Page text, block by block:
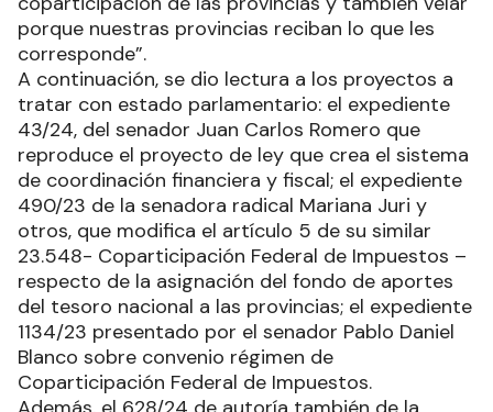
porque nuestras provincias reciban lo que les
corresponde”.
A continuación, se dio lectura a los proyectos a
tratar con estado parlamentario: el expediente
43/24, del senador Juan Carlos Romero que
reproduce el proyecto de ley que crea el sistema
de coordinación financiera y fiscal; el expediente
490/23 de la senadora radical Mariana Juri y
otros, que modifica el artículo 5 de su similar
23.548- Coparticipación Federal de Impuestos –
respecto de la asignación del fondo de aportes
del tesoro nacional a las provincias; el expediente
1134/23 presentado por el senador Pablo Daniel
Blanco sobre convenio régimen de
Coparticipación Federal de Impuestos.